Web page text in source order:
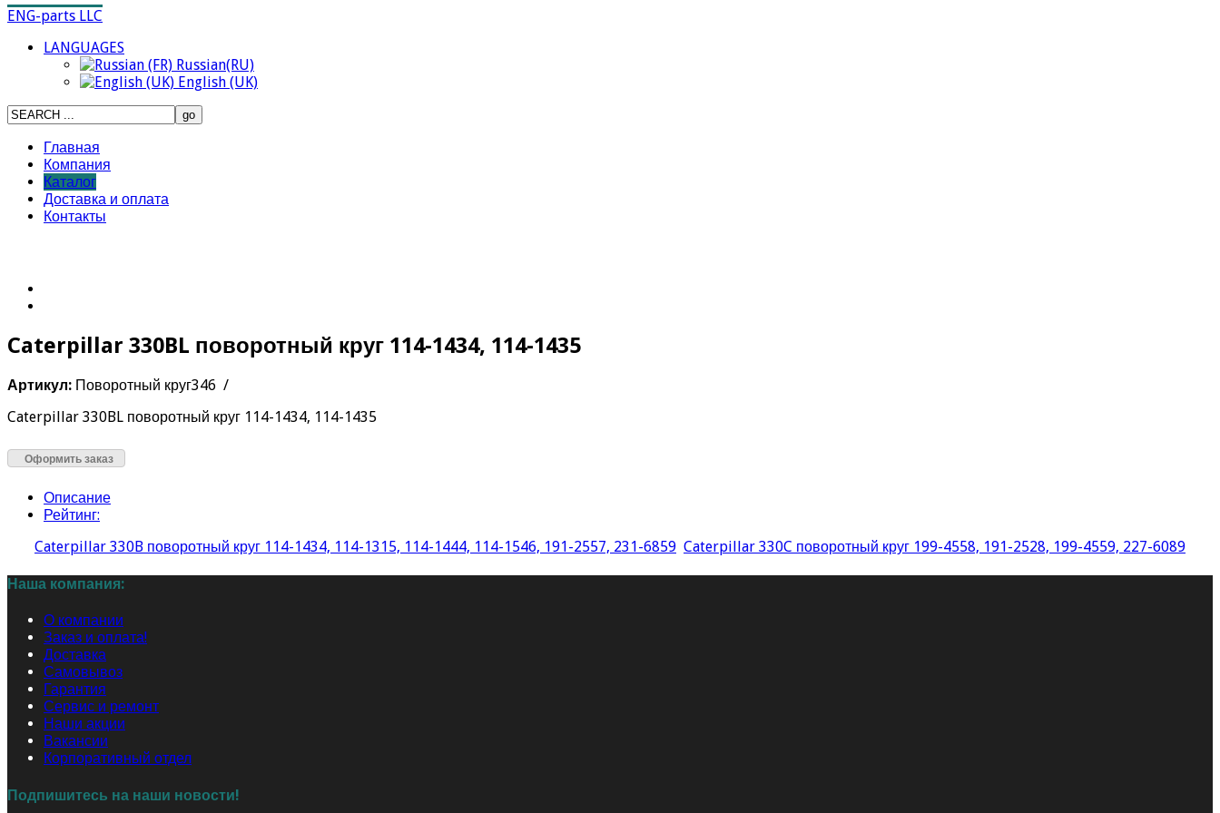
ENG-parts LLC
LANGUAGES
Russian(RU)
English (UK)
Главная
Компания
Каталог
Доставка и оплата
Контакты
Caterpillar 330BL поворотный круг 114-1434, 114-1435
Артикул: Поворотный круг346 /
Caterpillar 330BL поворотный круг 114-1434, 114-1435
Оформить заказ
Описание
Рейтинг:
Caterpillar 330B поворотный круг 114-1434, 114-1315, 114-1444, 114-1546, 191-2557, 231-6859 Caterpillar 330C поворотный круг 199-4558, 191-2528, 199-4559, 227-6089
Наша компания:
О компании
Заказ и оплата!
Доставка
Самовывоз
Гарантия
Сервис и ремонт
Наши акции
Вакансии
Корпоративный отдел
Подпишитесь на наши новости!